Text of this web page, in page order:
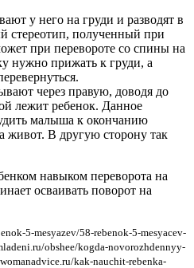
у него на груди и разводят в
стереотип, полученный при
при перевороте со спины на
нужно прижать к груди, а
через правую, доводя до
лежит ребенок. Данное
малыша к окончанию
живот. В другую сторону так
навыком переворота на
осваивать поворот на
5-mesyazev/58-rebenok-5-mesyacev-
obshee/kogda-novorozhdennyy-
kak-nauchit-rebenka-